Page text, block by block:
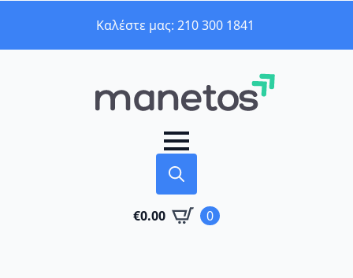
Καλέστε μας: 210 300 1841
for:
€0.00 0